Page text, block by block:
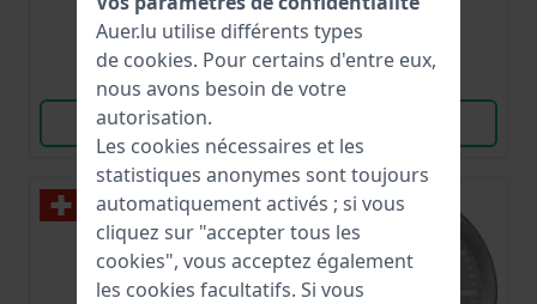
● En stock
Comparer
Voir les produits
● En stock
Auer.lu utilise différents types
de cookies. Pour certains d'entre eux,
nous avons besoin de votre
autorisation.
Les cookies nécessaires et les
statistiques anonymes sont toujours
automatiquement activés ; si vous
cliquez sur "accepter tous les
cookies", vous acceptez également
les cookies facultatifs. Si vous